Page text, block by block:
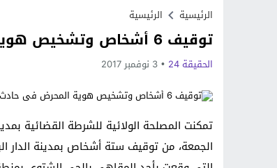
Previous
Next
الرئيسية الرئيسية
توقيف 6 أشخاص وتشخيص هوية المحرض في حادث إطلاق النار بمراكش
الحقيقة 24 3 نوفمبر 2017
تمكنت المصلحة الولائية للشرطة القضائية
الجمعة، من توقيف ستة أشخاص بمدينة الدار